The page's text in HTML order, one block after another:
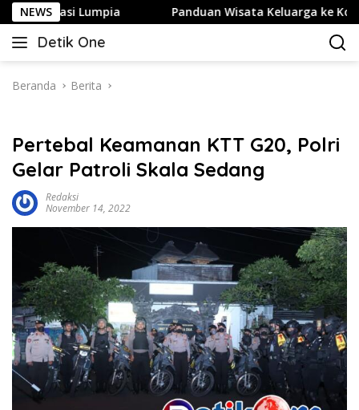
Langsung
ke
konten
NEWS Panduan Wisata Keluarga ke Kota Batu:
Detik One
Tajam
Fakta
Beranda Berita
Pertebal Keamanan KTT G20, Polri
Gelar Patroli Skala Sedang
Redaksi
November 14, 2022